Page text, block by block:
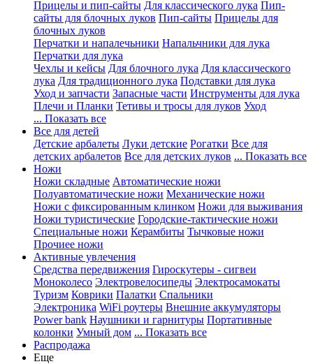
Прицелы и пип-сайты Для классического лука Пип-
сайты для блочных луков Пип-сайты Прицелы для
блочных луков
Перчатки и напалечьники Напальчники для лука
Перчатки для лука
Чехлы и кейсы Для блочного лука Для классического
лука Для традиционного лука Подставки для лука
Уход и запчасти Запасные части Инструменты для лука
Плечи и Планки Тетивы и тросы для луков Уход
... Показать все
Все для детей
Детские арбалеты Луки детские Рогатки Все для
детских арбалетов Все для детских луков ... Показать все
Ножи
Ножи складные Автоматические ножи
Полуавтоматические ножи Механические ножи
Ножи с фиксированным клинком Ножи для выживания
Ножи туристические Городские-тактические ножи
Специальные ножи Керамбиты Тычковые ножи
Прочиее ножи
Активные увлечения
Средства передвижения Гироскутеры - сигвеи
Моноколесо Электровелосипеды Электросамокаты
Туризм Коврики Палатки Спальники
Электроника WiFi роутеры Внешние аккумуляторы
Power bank Наушники и гарнитуры Портативные
колонки Умный дом ... Показать все
Распродажа
Еще